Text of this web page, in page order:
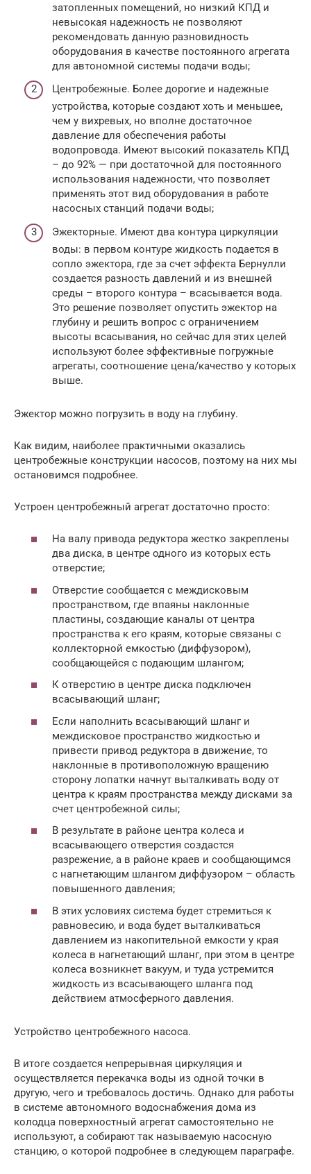
затопленных помещений, но низкий КПД и
невысокая надежность не позволяют
рекомендовать данную разновидность
оборудования в качестве постоянного агрегата
для автономной системы подачи воды;
Центробежные. Более дорогие и надежные
устройства, которые создают хоть и меньшее,
чем у вихревых, но вполне достаточное
давление для обеспечения работы
водопровода. Имеют высокий показатель КПД
– до 92% — при достаточной для постоянного
использования надежности, что позволяет
применять этот вид оборудования в работе
насосных станций подачи воды;
Эжекторные. Имеют два контура циркуляции
воды: в первом контуре жидкость подается в
сопло эжектора, где за счет эффекта Бернулли
создается разность давлений и из внешней
среды – второго контура – всасывается вода.
Это решение позволяет опустить эжектор на
глубину и решить вопрос с ограничением
высоты всасывания, но сейчас для этих целей
используют более эффективные погружные
агрегаты, соотношение цена/качество у которых
выше.
Эжектор можно погрузить в воду на глубину.
Как видим, наиболее практичными оказались
центробежные конструкции насосов, поэтому на них мы
остановимся подробнее.
Устроен центробежный агрегат достаточно просто:
На валу привода редуктора жестко закреплены
два диска, в центре одного из которых есть
отверстие;
Отверстие сообщается с междисковым
пространством, где впаяны наклонные
пластины, создающие каналы от центра
пространства к его краям, которые связаны с
коллекторной емкостью (диффузором),
сообщающейся с подающим шлангом;
К отверстию в центре диска подключен
всасывающий шланг;
Если наполнить всасывающий шланг и
междисковое пространство жидкостью и
привести привод редуктора в движение, то
наклонные в противоположную вращению
сторону лопатки начнут выталкивать воду от
центра к краям пространства между дисками за
счет центробежной силы;
В результате в районе центра колеса и
всасывающего отверстия создастся
разрежение, а в районе краев и сообщающимся
с нагнетающим шлангом диффузором – область
повышенного давления;
В этих условиях система будет стремиться к
равновесию, и вода будет выталкиваться
давлением из накопительной емкости у края
колеса в нагнетающий шланг, при этом в центре
колеса возникнет вакуум, и туда устремится
жидкость из всасывающего шланга под
действием атмосферного давления.
Устройство центробежного насоса.
В итоге создается непрерывная циркуляция и
осуществляется перекачка воды из одной точки в
другую, чего и требовалось достичь. Однако для работы
в системе автономного водоснабжения дома из
колодца поверхностный агрегат самостоятельно не
используют, а собирают так называемую насосную
станцию, о которой подробнее в следующем параграфе.